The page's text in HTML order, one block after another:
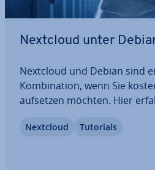
Nextcloud unter
Nextcloud und Debian sind
Kom­bi­na­ti­on, wenn Sie
aufsetzen möchten. Hier
unter Debian 12 in­stal­lie­ren.
Nextcloud Tutorials